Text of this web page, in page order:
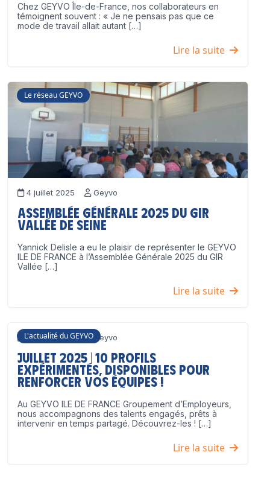
Chez GEYVO Île-de-France, nos collaborateurs en
témoignent souvent : « Je ne pensais pas que ce
mode de travail allait autant […]
Lire la suite
Le réseau GEYVO
4 juillet 2025 Geyvo
Assemblée Générale 2025 du GIR
Vallée de Seine
Yannick Delisle a eu le plaisir de représenter le GEYVO
ILE DE FRANCE à l’Assemblée Générale 2025 du GIR
Vallée […]
Lire la suite
L'actualité du GEYVO
3 juillet 2025 Geyvo
Juillet 2025 | 10 profils
expérimentés, disponibles pour
renforcer vos équipes !
Au GEYVO ILE DE FRANCE Groupement d’Employeurs,
nous accompagnons des talents engagés, prêts à
intervenir en temps partagé. Découvrez-les ! […]
Lire la suite